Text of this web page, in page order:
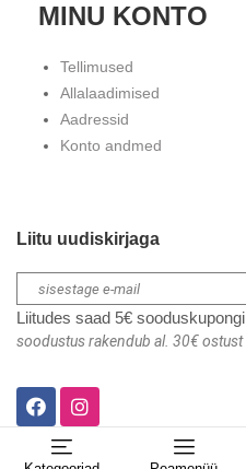
MINU KONTO
Tellimused
Allalaadimised
Aadressid
Konto andmed
Liitu uudiskirjaga
Liitudes saad 5€ sooduskupongi
soodustus rakendub al. 30€ ostust